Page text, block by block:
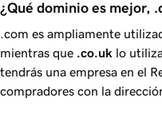
¿Qué dominio es mejor,
.com es ampliamente
mientras que .co.uk lo
tendrás una empresa en el
compradores con la